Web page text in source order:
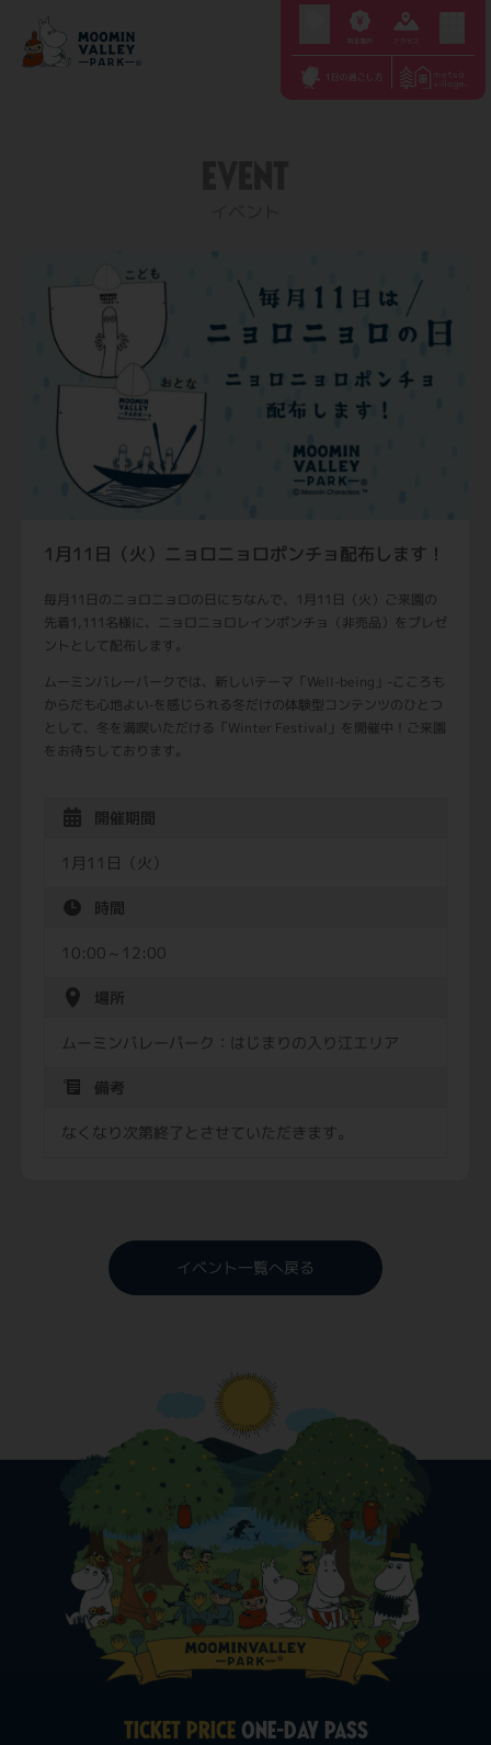
1月11日（火）ニョロニョロポンチョ配布します！
毎月11日のニョロニョロの日にちなんで、1月11日（火）ご来園の
先着1,111名様に、ニョロニョロレインポンチョ（非売品）をプレゼ
ントとして配布します。
ムーミンバレーパークでは、新しいテーマ「Well-being」‐こころも
からだも心地よい‐を感じられる冬だけの体験型コンテンツのひとつ
として、冬を満喫いただける「Winter Festival」を開催中！ご来園
をお待ちしております。
開催期間
1月11日（火）
時間
10:00～12:00
場所
ムーミンバレーパーク：はじまりの入り江エリア
備考
なくなり次第終了とさせていただきます。
イベント一覧へ戻る
TICKET PRICEONE-DAY PASS